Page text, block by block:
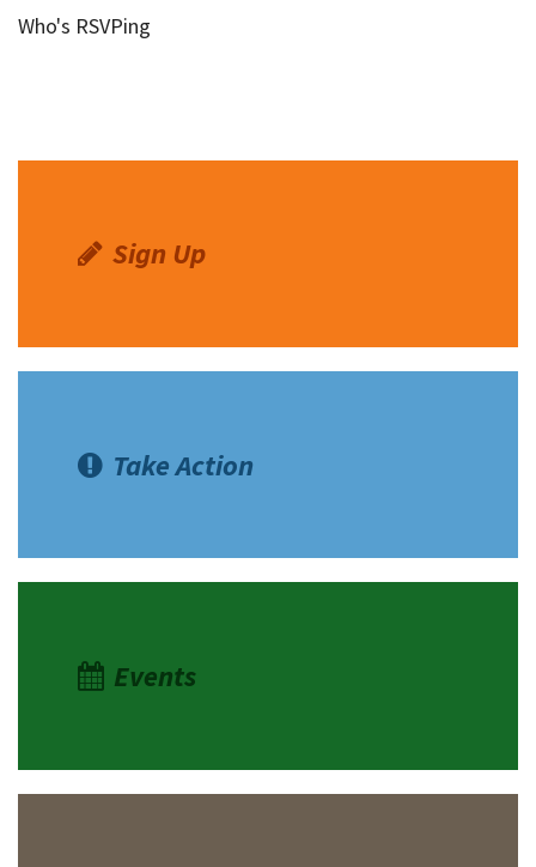
Who's RSVPing
Sign Up
Take Action
Events